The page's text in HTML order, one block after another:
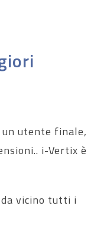
utente finale,
i-Vertix è
vicino tutti i